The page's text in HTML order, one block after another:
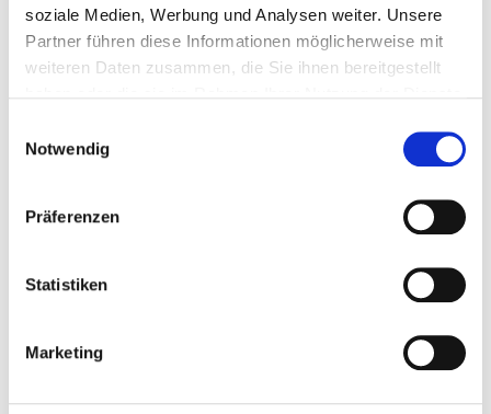
soziale Medien, Werbung und Analysen weiter. Unsere
Partner führen diese Informationen möglicherweise mit
weiteren Daten zusammen, die Sie ihnen bereitgestellt
Notwendig
Präferenzen
Statistiken
Marketing
Verständnis füreinander und eine neue Art der
Kommunikation. Du lernst, deine eigenen
Bedürfnisse klar auszudrücken und die deines
Problem eine Chance, die Beziehung neu und